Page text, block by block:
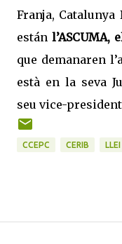
Franja,
están l’ASCUMA,
que demanaren
està en la seva
seu vice-
CCEPC CERIB